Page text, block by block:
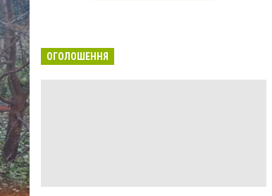
ОГОЛОШЕННЯ